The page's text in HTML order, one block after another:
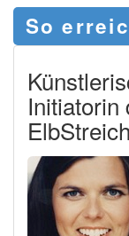
So
Initiatorin